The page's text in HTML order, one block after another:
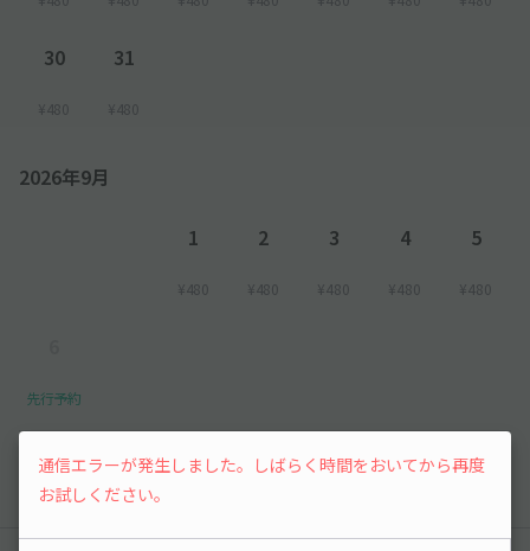
30
¥480
31
¥480
2026年9月
1
¥480
2
¥480
3
¥480
4
¥480
5
¥480
先行予約
以降の空き状況は毎日24:00に更新されます。
通信エラーが発生しました。しばらく時間をおいてから再度
お試しください。